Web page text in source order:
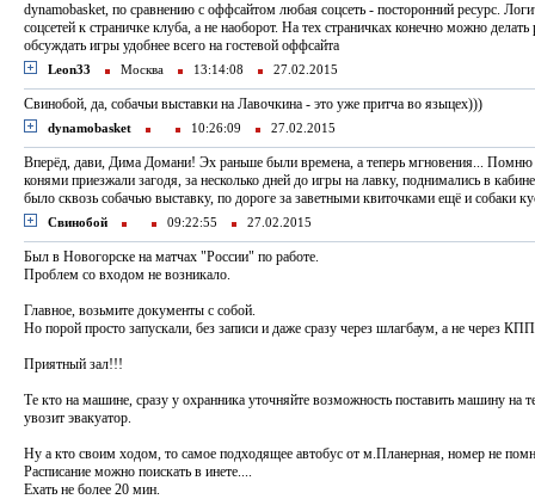
dynamobasket, по сравнению с оффсайтом любая соцсеть - посторонний ресурс.
соцсетей к страничке клуба, а не наоборот. На тех страничках конечно можно
обсуждать игры удобнее всего на гостевой оффсайта
Leon33 Москва 13:14:08 27.02.2015
Свинобой, да, собачьи выставки на Лавочкина - это уже притча во языцех)))
dynamobasket 10:26:09 27.02.2015
Вперёд, дави, Дима Домани! Эх раньше были времена, а теперь мгновения... Помню
конями приезжали загодя, за несколько дней до игры на лавку, поднимались в
было сквозь собачью выставку, по дороге за заветными квиточками ещё и собаки
Свинобой 09:22:55 27.02.2015
Был в Новогорске на матчах "России" по работе.
Проблем со входом не возникало.
Главное, возьмите документы с собой.
Но порой просто запускали, без записи и даже сразу через шлагбаум, а не через
Приятный зал!!!
Те кто на машине, сразу у охранника уточняйте возможность поставить машину на
увозит эвакуатор.
Ну а кто своим ходом, то самое подходящее автобус от м.Планерная, номер не
Расписание можно поискать в инете....
Ехать не более 20 мин.